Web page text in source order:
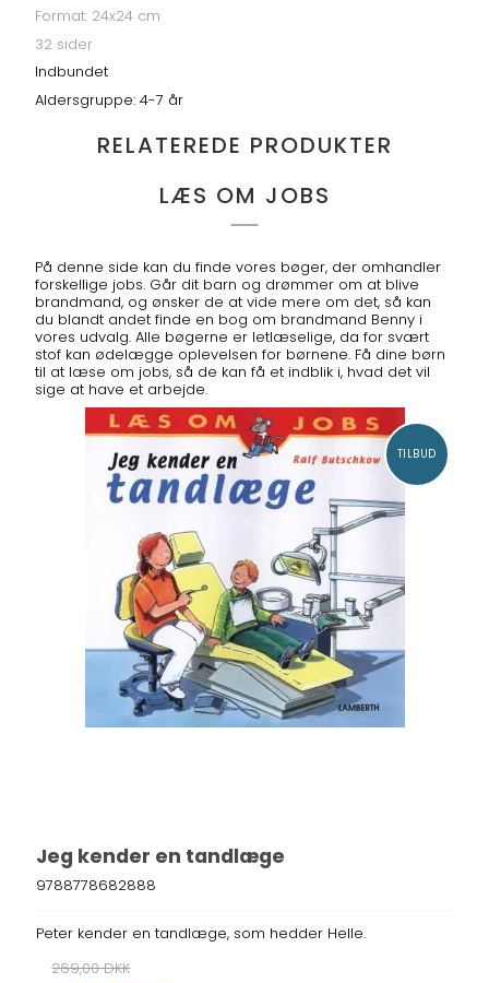
Format: 24x24 cm
32 sider
Indbundet
Aldersgruppe: 4-7 år
RELATEREDE PRODUKTER
LÆS OM JOBS
På denne side kan du finde vores bøger, der omhandler
forskellige jobs. Går dit barn og drømmer om at blive
brandmand, og ønsker de at vide mere om det, så kan
du blandt andet finde en bog om brandmand Benny i
vores udvalg. Alle bøgerne er letlæselige, da for svært
stof kan ødelægge oplevelsen for børnene. Få dine børn
til at læse om jobs, så de kan få et indblik i, hvad det vil
sige at have et arbejde.
TILBUD
Jeg kender en tandlæge
9788778682888
Peter kender en tandlæge, som hedder Helle.
269,00 DKK